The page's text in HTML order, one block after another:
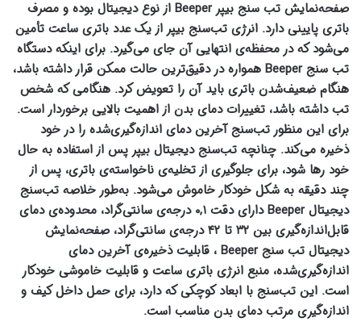
صفحه‌نمایش تب سنج بیپر Beeper از نوع دیجیتال بوده و مصرف
باتری پایینی دارد. انرژی تب‌سنج بیپر از یک عدد باتری ساعت تأمین
می‌شود که در محفظه‌ی انتهایی آن جای می‌گیرد. برای اینکه دستگاه
تب سنج Beeper همواره در دقیق‌ترین حالت ممکن قرار داشته باشد،
هنگام ضعیف‌شدن باتری باید آن را تعویض کرد. هنگامی‌ که شخص
تب داشته باشد، تغییرات دمای بدن از اهمیت بالایی برخوردار است.
برای این منظور تب‌سنج آخرین دمای اندازه‌گیری‌شده را در خود
ذخیره می‌کند. چنانچه تب‌سنج دیجیتال بیپر پس از استفاده به حال
خود رها شود، برای جلوگیری از تخلیه‌ی ناخواسته‌ی باتری، پس از
چند دقیقه به شکل خودکار خاموش می‌شود. به‌طور خلاصه تب‌سنج
دیجیتال Beeper دارای دقت ۰,۱ درجه‌ی سانتی‌گراد، محدوده‌ی دمای
قابل‌اندازه‌گیری بین ۳۲ تا ۴۲ درجه‌ی سانتی‌گراد، صفحه‌نمایش
دیجیتال تب سنج Beeper ، قابلیت ذخیره‌ی آخرین دمای
اندازه‌گیری‌شده، منبع انرژی باتری ساعت و قابلیت خاموشی خودکار
است. این تب‌‎سنج با ابعاد کوچکی که دارد، برای حمل داخل کیف و
اندازه‌گیری مرتب دمای بدن مناسب است.